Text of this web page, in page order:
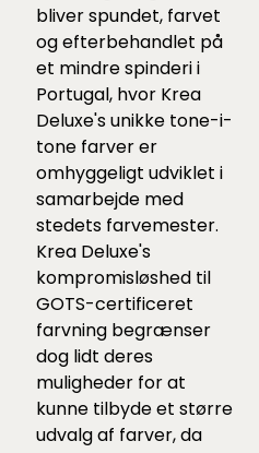
bliver spundet, farvet
og efterbehandlet på
et mindre spinderi i
Portugal, hvor Krea
Deluxe's unikke tone-i-
tone farver er
omhyggeligt udviklet i
samarbejde med
stedets farvemester.
Krea Deluxe's
kompromisløshed til
GOTS-certificeret
farvning begrænser
dog lidt deres
muligheder for at
kunne tilbyde et større
udvalg af farver, da